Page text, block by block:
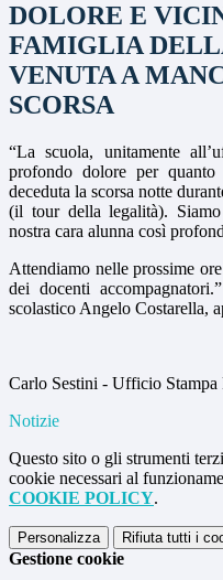
DOLORE E
FAMIGLIA
VENUTA A
SCORSA
“La scuola, unitamente
profondo dolore per quanto
deceduta la scorsa notte
(il tour della legalità).
nostra cara alunna così
Attendiamo nelle prossime
dei docenti
scolastico Angelo Costarella,
Carlo Sestini - Ufficio
Notizie
Questo sito o gli strumenti
cookie necessari al
COOKIE POLICY.
Personalizza Rifiuta tutti i
Gestione cookie